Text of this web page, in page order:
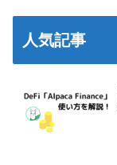
人気記事